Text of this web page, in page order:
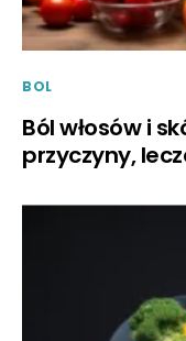
BOL
Ból włosów i
przyczyny,